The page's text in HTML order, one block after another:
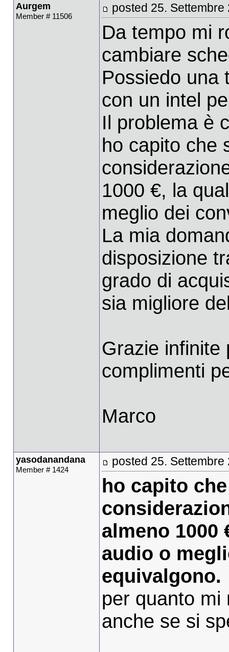
Aurgem
Member # 11506
posted 25. Settembre
Da tempo mi
cambiare
Possiedo una
con un intel
Il problema è
ho capito che
1000 €, la
meglio dei
La mia
disposizione
grado di
sia migliore
Grazie infinite
complimenti
Marco
yasodanandana
Member # 1424
posted 25. Settembre
ho capito
almeno 1000
audio o
equivalgono.
per quanto mi
anche se si